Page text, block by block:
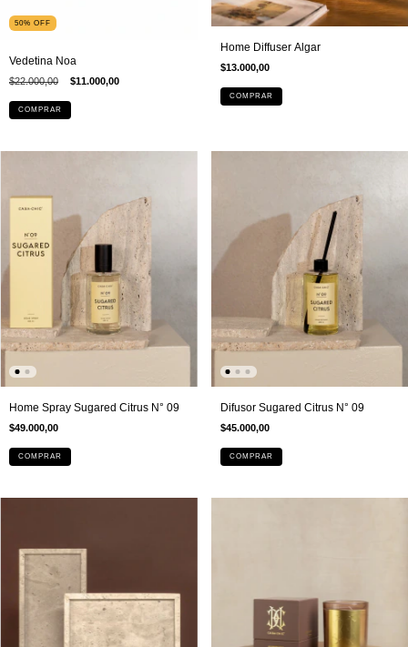
50% OFF
Vedetina Noa
$22.000,00 $11.000,00
COMPRAR
Home Diffuser Algar
$13.000,00
Home Spray Sugared Citrus N° 09
$49.000,00
COMPRAR
Difusor Sugared Citrus N° 09
$45.000,00
COMPRAR